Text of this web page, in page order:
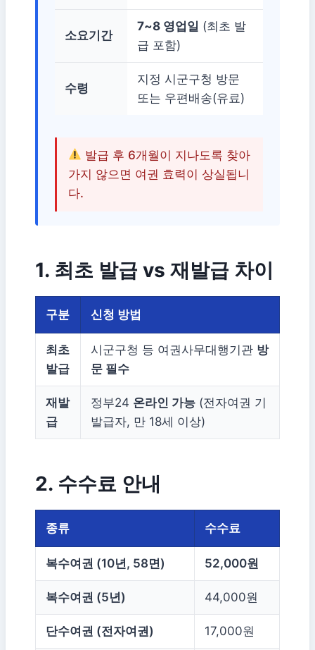
소요기간
7~8 영업일 (최초 발
급 포함)
수령
지정 시군구청 방문
또는 우편배송(유료)
발급 후 6개월이 지나도록 찾아
가지 않으면 여권 효력이 상실됩니
다.
1. 최초 발급 vs 재발급 차이
구분 신청 방법
최초
발급
시군구청 등 여권사무대행기관 방
문 필수
재발
급
정부24 온라인 가능 (전자여권 기
발급자, 만 18세 이상)
2. 수수료 안내
종류 수수료
복수여권 (10년, 58면) 52,000원
복수여권 (5년) 44,000원
단수여권 (전자여권) 17,000원